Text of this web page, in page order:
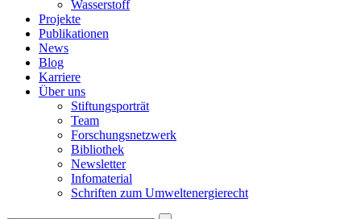
Wasserstoff
Projekte
Publikationen
News
Blog
Karriere
Über uns
Stiftungsporträt
Team
Forschungsnetzwerk
Bibliothek
Newsletter
Infomaterial
Schriften zum Umweltenergierecht